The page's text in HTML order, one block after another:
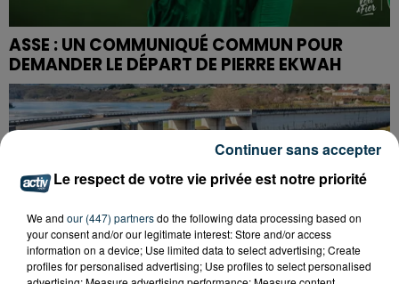
ASSE : UN COMMUNIQUÉ COMMUN POUR
DEMANDER LE DÉPART DE PIERRE EKWAH
Le respect de votre vie privée est notre priorité
We and our (447) partnersdo the following data processing based on
your consent and/or our legitimate interest: Store and/or access
information on a device; Use limited data to select advertising; Create
profiles for personalised advertising; Use profiles to select personalised
Continuer sans accepter